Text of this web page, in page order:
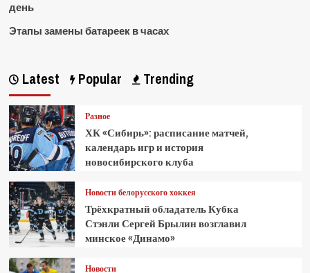
день
Этапы замены батареек в часах
Latest Popular Trending
Разное
ХК «Сибирь»: расписание матчей,
календарь игр и история
новосибирского клуба
Новости белорусского хоккея
Трёхкратный обладатель Кубка
Стэнли Сергей Брылин возглавил
минское «Динамо»
Новости